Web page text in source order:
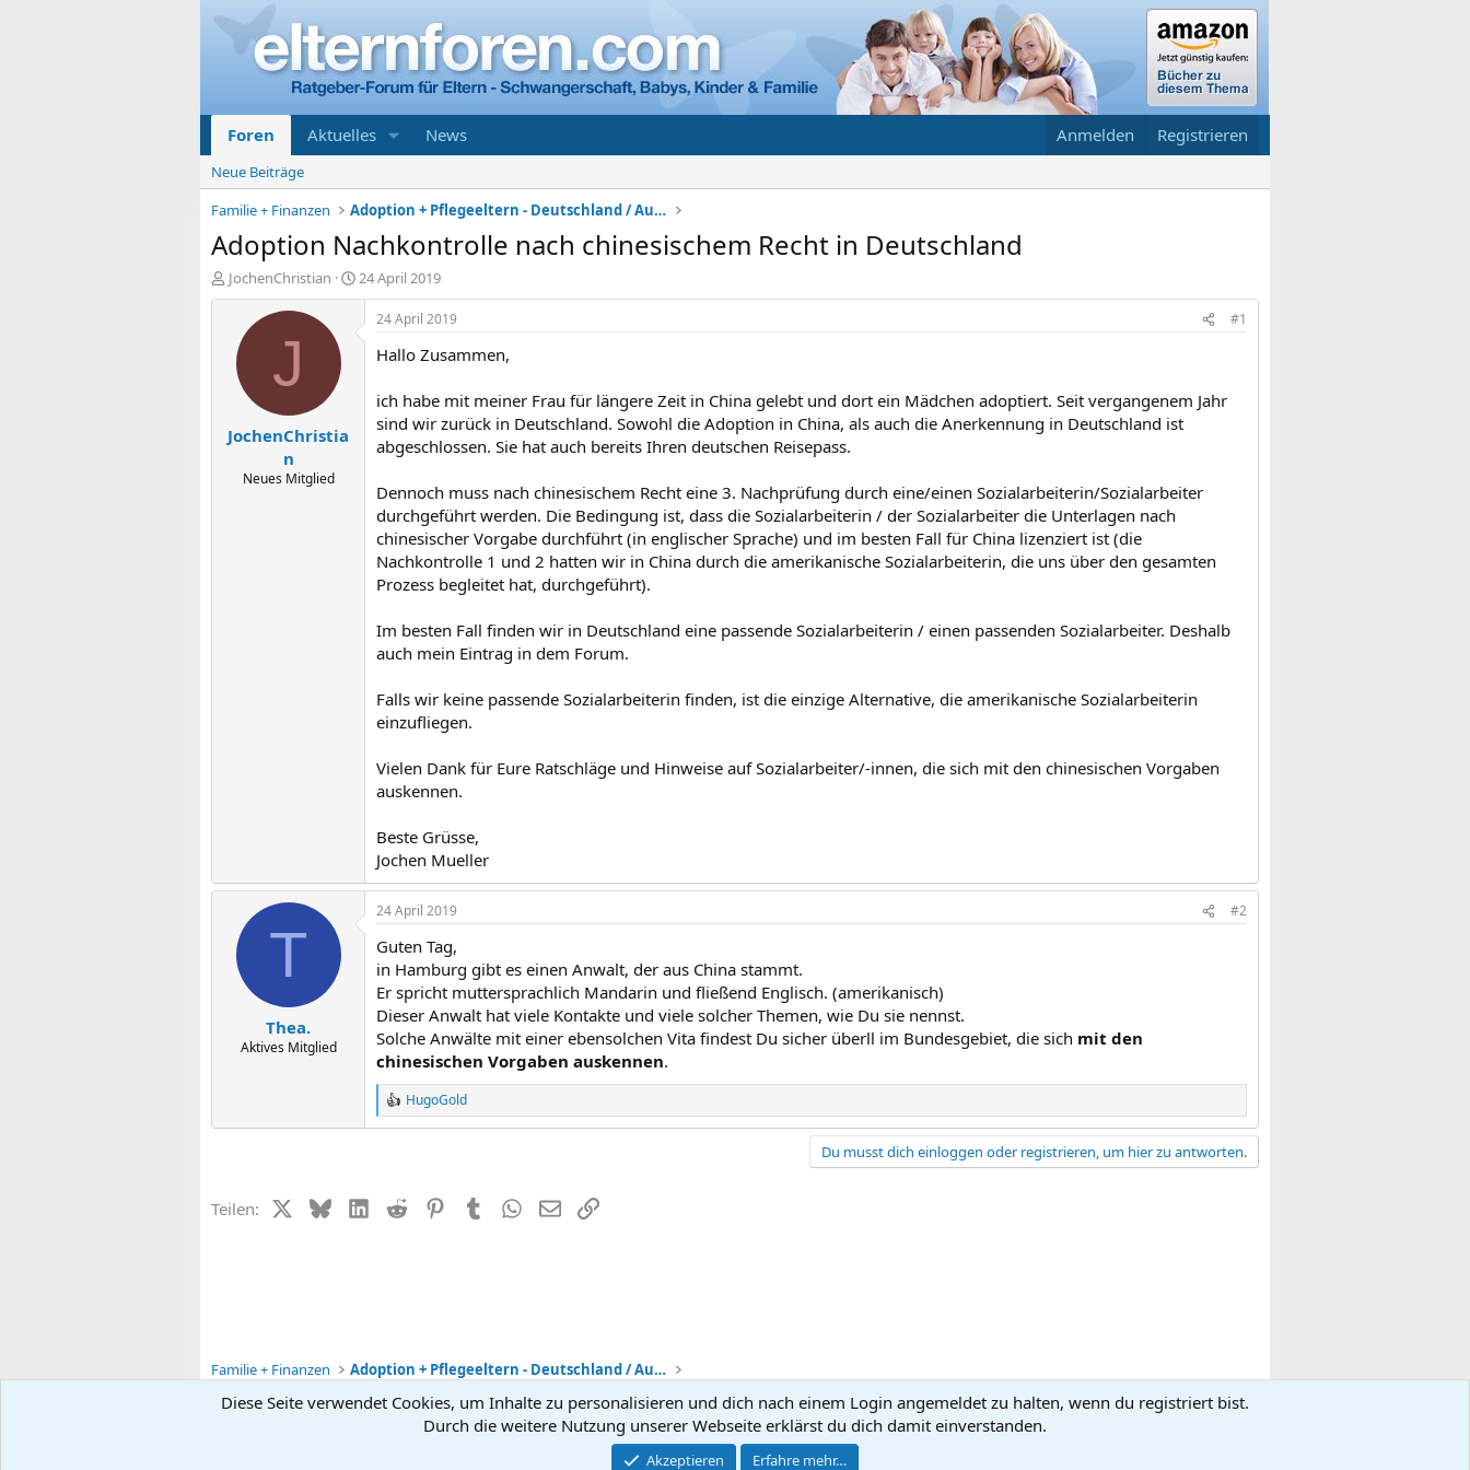
Foren Aktuelles News Anmelden Registrieren
Neue Beiträge
Familie + Finanzen
Adoption + Pflegeeltern - Deutschland / Ausland
Adoption Nachkontrolle nach chinesischem Recht in Deutschland
E
r
r
JochenChristian
E
r
t
24 April 2019
J
JochenChristia
n
Neues Mitglied
24 April 2019 #1
Hallo Zusammen,
ich habe mit meiner Frau für längere Zeit in China gelebt und dort ein Mädchen adoptiert. Seit vergangenem Jahr
sind wir zurück in Deutschland. Sowohl die Adoption in China, als auch die Anerkennung in Deutschland ist
abgeschlossen. Sie hat auch bereits Ihren deutschen Reisepass.
Dennoch muss nach chinesischem Recht eine 3. Nachprüfung durch eine/einen Sozialarbeiterin/Sozialarbeiter
durchgeführt werden. Die Bedingung ist, dass die Sozialarbeiterin / der Sozialarbeiter die Unterlagen nach
chinesischer Vorgabe durchführt (in englischer Sprache) und im besten Fall für China lizenziert ist (die
Nachkontrolle 1 und 2 hatten wir in China durch die amerikanische Sozialarbeiterin, die uns über den gesamten
Prozess begleitet hat, durchgeführt).
Im besten Fall finden wir in Deutschland eine passende Sozialarbeiterin / einen passenden Sozialarbeiter. Deshalb
auch mein Eintrag in dem Forum.
Falls wir keine passende Sozialarbeiterin finden, ist die einzige Alternative, die amerikanische Sozialarbeiterin
einzufliegen.
Vielen Dank für Eure Ratschläge und Hinweise auf Sozialarbeiter/-innen, die sich mit den chinesischen Vorgaben
auskennen.
Beste Grüsse,
Jochen Mueller
T
Thea.
Aktives Mitglied
24 April 2019 #2
Guten Tag,
in Hamburg gibt es einen Anwalt, der aus China stammt.
Er spricht muttersprachlich Mandarin und fließend Englisch. (amerikanisch)
Dieser Anwalt hat viele Kontakte und viele solcher Themen, wie Du sie nennst.
Solche Anwälte mit einer ebensolchen Vita findest Du sicher überll im Bundesgebiet, die sich mit den
chinesischen Vorgaben auskennen.
R
e
o
HugoGold
Du musst dich einloggen oder registrieren, um hier zu antworten.
Teilen: X (Twitter)
BlueskyLinkedIn
Reddit PinterestTumblrWhatsApp
E-MailLink
Familie + Finanzen Adoption + Pflegeeltern - Deutschland / Ausland
Kontakt Nutzungsbedingungen Datenschutz
Community platform by XenForo ® © 2010-2026 XenForo Ltd.
Diese Seite verwendet Cookies, um Inhalte zu personalisieren und dich nach einem Login angemeldet zu halten, wenn du registriert bist.
Durch die weitere Nutzung unserer Webseite erklärst du dich damit einverstanden.
Akzeptieren Erfahre mehr…